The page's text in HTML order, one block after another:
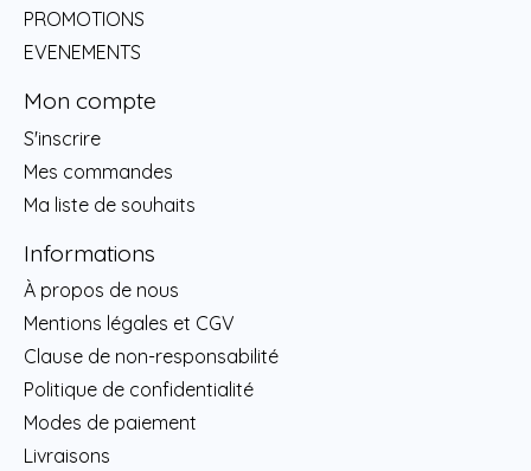
PROMOTIONS
EVENEMENTS
Mon compte
S'inscrire
Mes commandes
Ma liste de souhaits
Informations
À propos de nous
Mentions légales et CGV
Clause de non-responsabilité
Politique de confidentialité
Modes de paiement
Livraisons